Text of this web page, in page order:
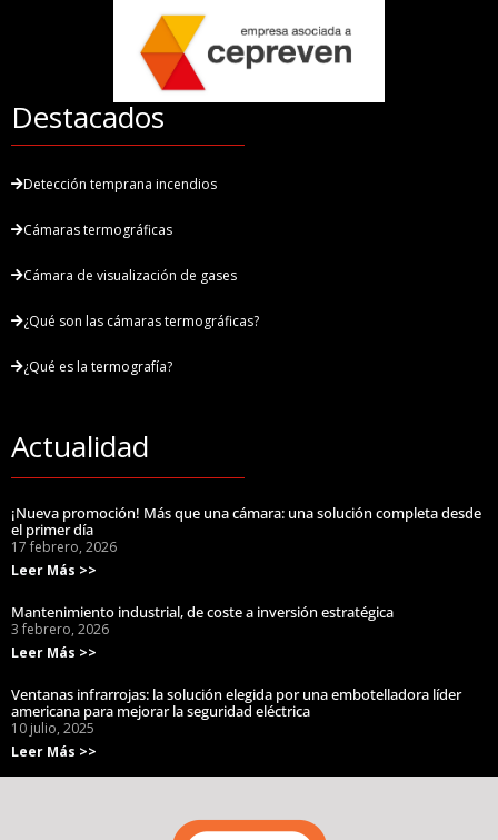
Destacados
Detección temprana incendios
Cámaras termográficas
Cámara de visualización de gases
¿Qué son las cámaras termográficas?
¿Qué es la termografía?
Actualidad
¡Nueva promoción! Más que una cámara: una solución completa desde
el primer día
17 febrero, 2026
Leer Más >>
Mantenimiento industrial, de coste a inversión estratégica
3 febrero, 2026
Leer Más >>
Ventanas infrarrojas: la solución elegida por una embotelladora líder
americana para mejorar la seguridad eléctrica
10 julio, 2025
Leer Más >>